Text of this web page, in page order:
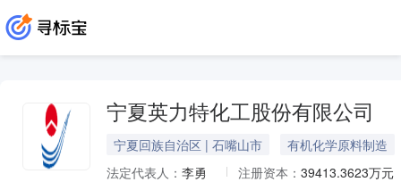
宁夏英力特化工股份有限公司
宁夏回族自治区 | 石嘴山市
有机化学原料制造
法定代表人： 李勇 注册资本： 39413.3623万元